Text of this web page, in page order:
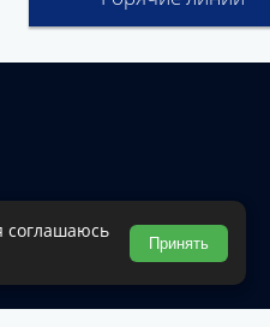
соглашаюсь
Принять